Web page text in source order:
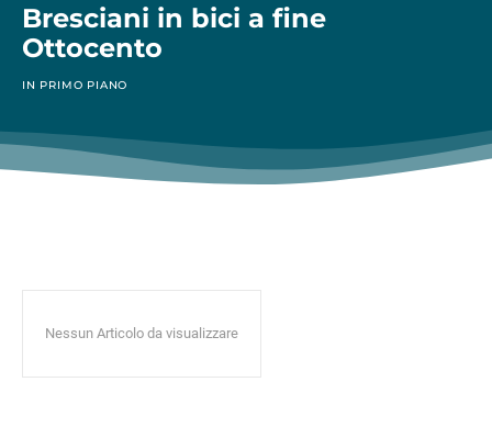
Bresciani in bici a fine
Ottocento
IN PRIMO PIANO
Nessun Articolo da visualizzare